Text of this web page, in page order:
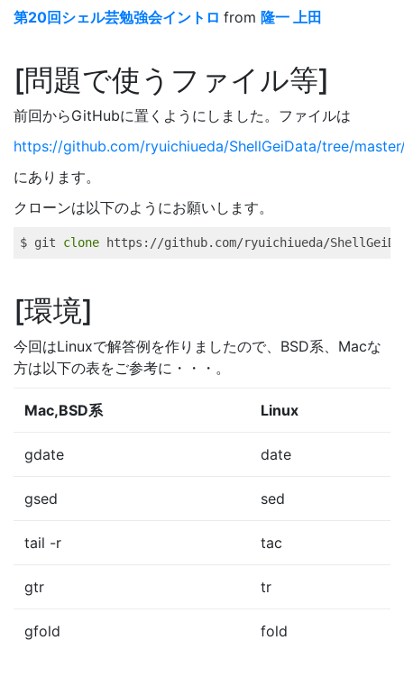
第20回シェル芸勉強会イントロ from 隆一 上田
問題で使うファイル等
前回からGitHubに置くようにしました。ファイルは
https://github.com/ryuichiueda/ShellGeiData/tree/
にあります。
クローンは以下のようにお願いします。
$ git clone https://github.com/ryuichiueda/
環境
今回はLinuxで解答例を作りましたので、BSD系、Macな
方は以下の表をご参考に・・・。
Mac,BSD系 Linux
gdate date
gsed sed
tail -r tac
gtr tr
gfold fold